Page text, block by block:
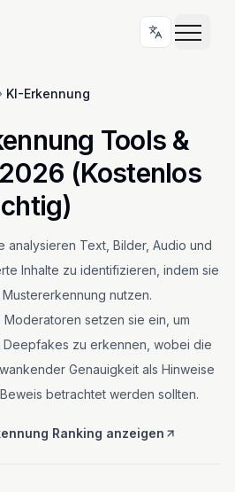
KI-Erkennung
Tools &
(Kostenlos
analysieren Text, Bilder, Audio und
Inhalte zu identifizieren, indem sie
nutzen.
setzen sie ein, um
Deepfakes zu erkennen, wobei die
Genauigkeit als Hinweise
betrachtet werden sollten.
Ranking anzeigen